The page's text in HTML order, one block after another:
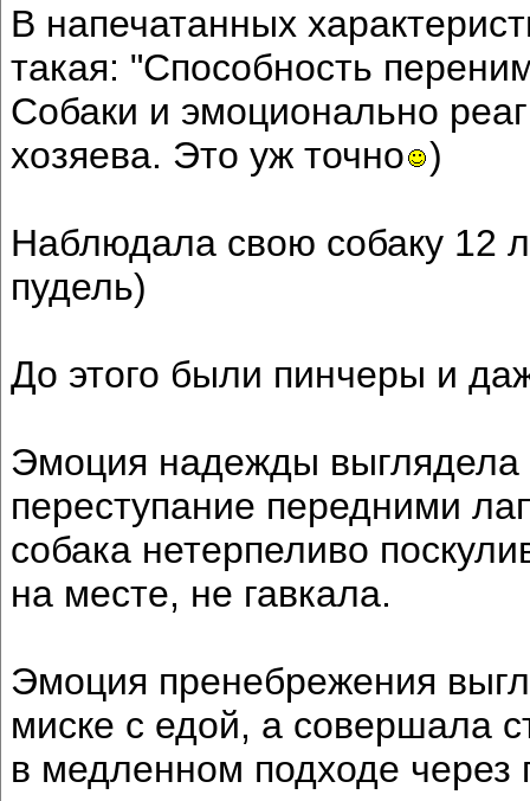
В напечатанных
такая: "Способность
Собаки и эмоционально
хозяева. Это уж точно
)
Наблюдала свою собаку 12
пудель)
До этого были пинчеры и
Эмоция надежды выглядела
переступание передними
собака нетерпеливо
на месте, не гавкала.
Эмоция пренебрежения
миске с едой, а совершала
в медленном подходе через